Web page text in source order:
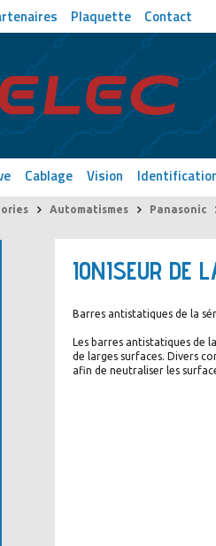
Plaquette Contact
Cablage Vision
Automatismes Panasonic
IONISEUR DE
Barres antistatiques de la
Les barres antistatiques de
de larges surfaces. Divers
afin de neutraliser les